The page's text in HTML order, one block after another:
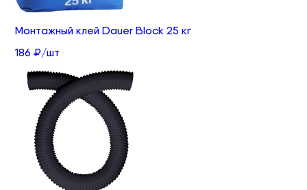
Монтажный клей Dauer Block 25 кг
186 ₽/шт